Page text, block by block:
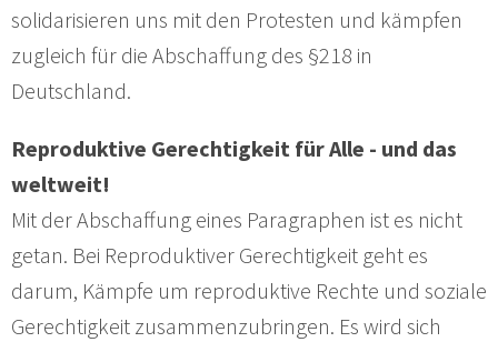
solidarisieren uns mit den Protesten und kämpfen
zugleich für die Abschaffung des §218 in
Deutschland.
Reproduktive Gerechtigkeit für Alle - und das
weltweit!
Mit der Abschaffung eines Paragraphen ist es nicht
getan. Bei Reproduktiver Gerechtigkeit geht es
darum, Kämpfe um reproduktive Rechte und soziale
Gerechtigkeit zusammenzubringen. Es wird sich